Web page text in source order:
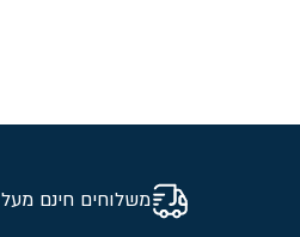
משלוחים חינם מעל 299 ₪